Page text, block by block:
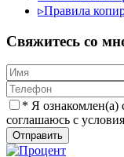
▹Правила
Cвяжитесь со
* Я ознакомлен(а)
соглашаюсь с
Отправить